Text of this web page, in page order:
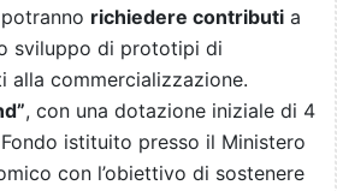
richiedere contributi a
sviluppo di prototipi di
alla commercializzazione.
, con una dotazione iniziale di 4
istituito presso il Ministero
con l’obiettivo di sostenere